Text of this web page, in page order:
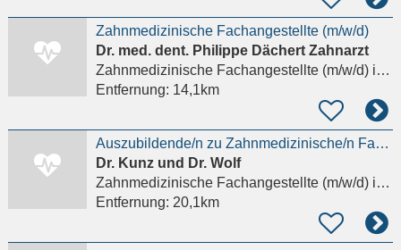
Zahnmedizinische Fachangestellte (m/w/d)
Dr. med. dent. Philippe Dächert Zahnarzt
Zahnmedizinische Fachangestellte (m/w/d)in Flörsheim am Main
Entfernung: 14,1km
Auszubildende/n zu Zahnmedizinische/n Fachangestellte/n ZFA (m/w/d)
Dr. Kunz und Dr. Wolf
Zahnmedizinische Fachangestellte (m/w/d)in Hofheim am Taunus
Entfernung: 20,1km